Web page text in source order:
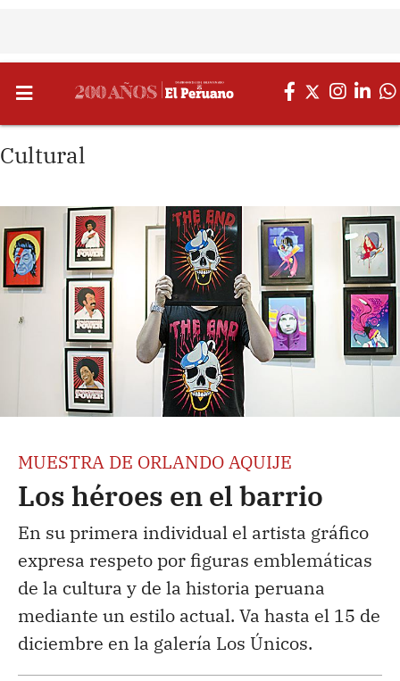
Cultural
MUESTRA DE ORLANDO AQUIJE
Los héroes en el barrio
En su primera individual el artista gráfico
expresa respeto por figuras emblemáticas
de la cultura y de la historia peruana
mediante un estilo actual. Va hasta el 15 de
diciembre en la galería Los Únicos.